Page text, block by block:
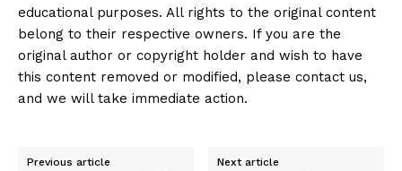
educational purposes. All rights to the original content
belong to their respective owners. If you are the
original author or copyright holder and wish to have
this content removed or modified, please contact us,
and we will take immediate action.
Previous article Next article